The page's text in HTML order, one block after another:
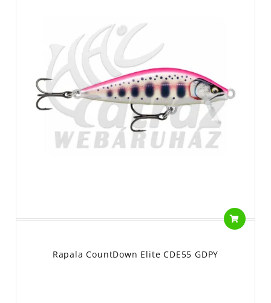
Rapala CountDown Elite CDE55 GDPY